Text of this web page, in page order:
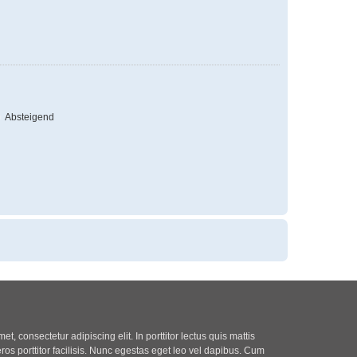
Absteigend
consectetur adipiscing elit. In porttitor lectus quis mattis
porttitor facilisis. Nunc egestas eget leo vel dapibus. Cum